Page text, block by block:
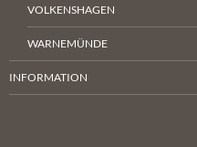
VOLKENSHAGEN
WARNEMÜNDE
INFORMATION